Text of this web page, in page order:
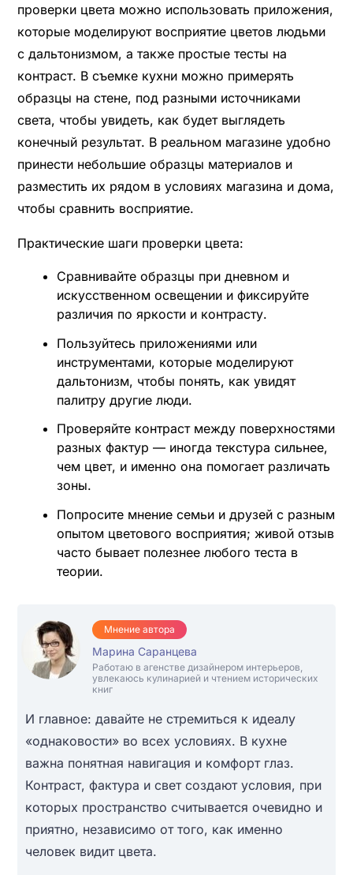
проверки цвета можно использовать приложения,
которые моделируют восприятие цветов людьми
с дальтонизмом, а также простые тесты на
контраст. В съемке кухни можно примерять
образцы на стене, под разными источниками
света, чтобы увидеть, как будет выглядеть
конечный результат. В реальном магазине удобно
принести небольшие образцы материалов и
разместить их рядом в условиях магазина и дома,
чтобы сравнить восприятие.
Практические шаги проверки цвета:
Сравнивайте образцы при дневном и
искусственном освещении и фиксируйте
различия по яркости и контрасту.
Пользуйтесь приложениями или
инструментами, которые моделируют
дальтонизм, чтобы понять, как увидят
палитру другие люди.
Проверяйте контраст между поверхностями
разных фактур — иногда текстура сильнее,
чем цвет, и именно она помогает различать
зоны.
Попросите мнение семьи и друзей с разным
опытом цветового восприятия; живой отзыв
часто бывает полезнее любого теста в
теории.
Мнение автора
Марина Саранцева
Работаю в агенстве дизайнером интерьеров,
увлекаюсь кулинарией и чтением исторических
книг
И главное: давайте не стремиться к идеалу
«однаковости» во всех условиях. В кухне
важна понятная навигация и комфорт глаз.
Контраст, фактура и свет создают условия, при
которых пространство считывается очевидно и
приятно, независимо от того, как именно
человек видит цвета.